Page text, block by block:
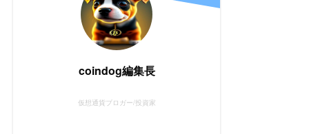
coindog編集長
仮想通貨ブロガー/投資家